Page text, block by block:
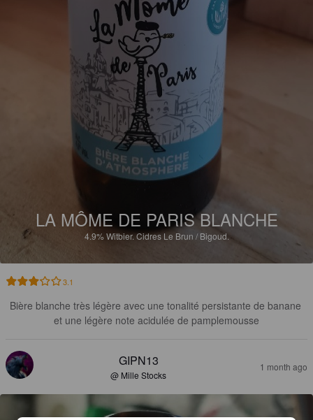
LA MÔME DE PARIS BLANCHE
4.9%Witbier.Cidres Le Brun / Bigoud.
3.1
Bière blanche très légère avec une tonalité persistante de banane
et une légère note acidulée de pamplemousse
GIPN13
@ Mille Stocks
1 month ago